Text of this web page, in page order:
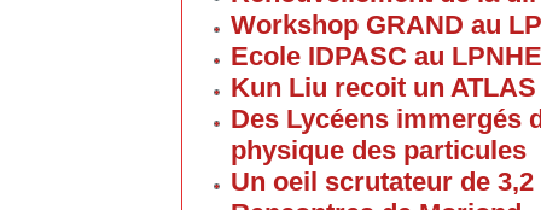
Workshop GRAND au
Ecole IDPASC au LPNHE
Kun Liu recoit un
Des Lycéens immergés
physique des particules
Un oeil scrutateur de